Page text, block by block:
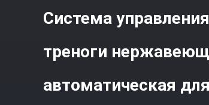
Система
треноги
автоматическая